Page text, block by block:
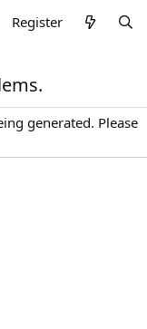
Register
generated. Please